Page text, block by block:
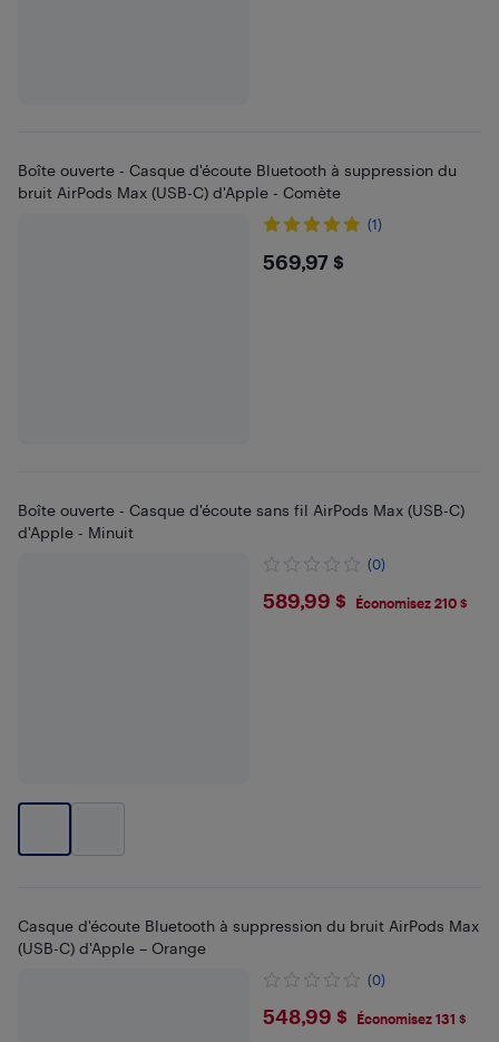
Boîte ouverte - Casque d'écoute Bluetooth à suppression du
bruit AirPods Max (USB-C) d'Apple - Comète
(1)
$569.97
569,97 $
Boîte ouverte - Casque d'écoute sans fil AirPods Max (USB-C)
d'Apple - Minuit
(0)
$589.99
589,99 $ Économisez 210 $
Casque d'écoute Bluetooth à suppression du bruit AirPods Max
(USB-C) d'Apple – Orange
(0)
$548.99
548,99 $ Économisez 131 $